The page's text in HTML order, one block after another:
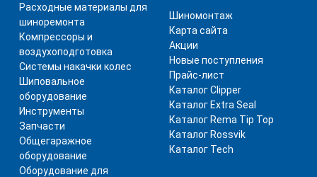
Расходные материалы для
шиноремонта
Компрессоры и
воздухоподготовка
Системы накачки колес
Шиповальное
оборудование
Инструменты
Запчасти
Общегаражное
оборудование
Оборудование для
Шиномонтаж
Карта сайта
Акции
Новые поступления
Прайс-лист
Каталог Clipper
Каталог Extra Seal
Каталог Rema Tip Top
Каталог Rossvik
Каталог Tech